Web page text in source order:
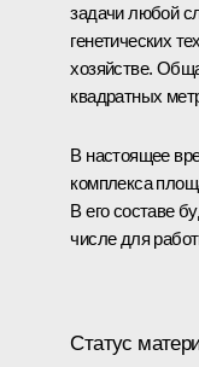
задачи любой
генетических
хозяйстве.
квадратных
В настоящее
комплекса
В его составе
числе для
Статус